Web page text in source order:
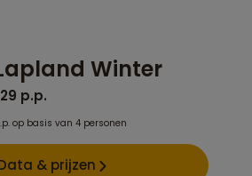
Winter
p.p.
op basis van 4 personen
& prijzen